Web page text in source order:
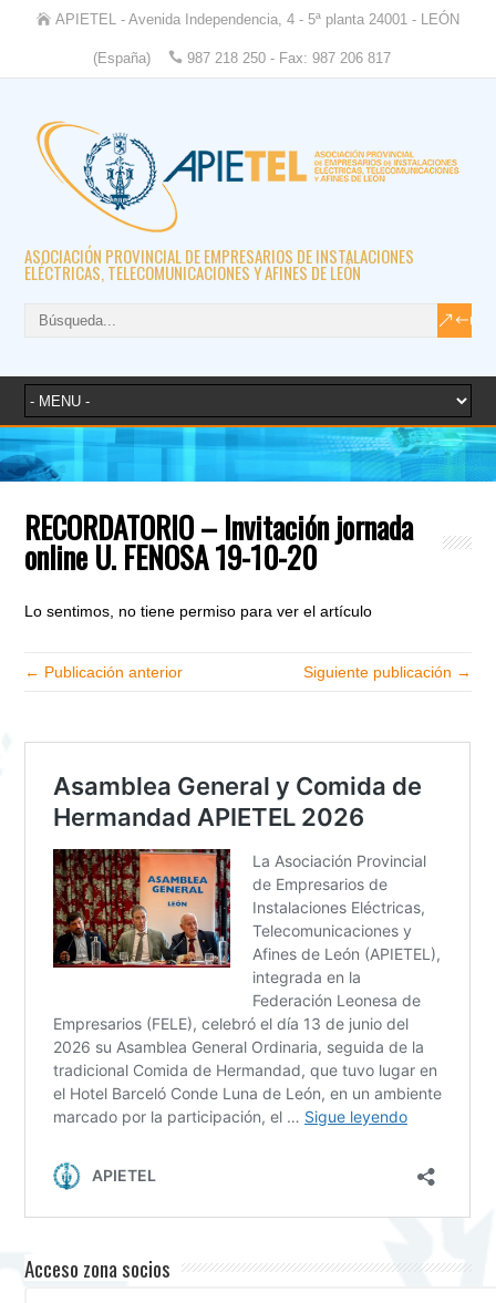
APIETEL - Avenida Independencia, 4 - 5ª planta 24001 - LEÓN
(España) 987 218 250 - Fax: 987 206 817
ASOCIACIÓN PROVINCIAL DE EMPRESARIOS DE INSTALACIONES
ELÉCTRICAS, TELECOMUNICACIONES Y AFINES DE LEÓN
RECORDATORIO – Invitación jornada
online U. FENOSA 19-10-20
Lo sentimos, no tiene permiso para ver el artículo
← Publicación anterior Siguiente publicación →
Acceso zona socios